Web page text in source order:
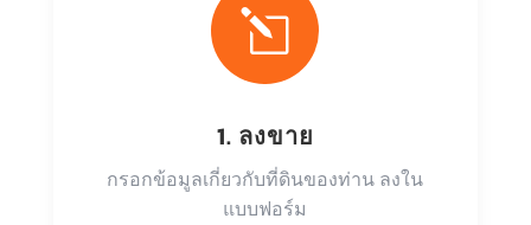
l
1. ลงขาย
กรอกข้อมูลเกี่ยวกับที่ดินของท่าน ลงใน
แบบฟอร์ม